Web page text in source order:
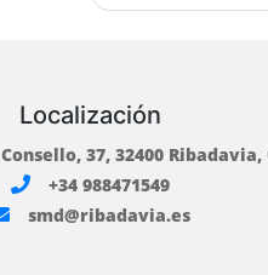
Localización
37, 32400 Ribadavia,
+34 988471549
smd@ribadavia.es